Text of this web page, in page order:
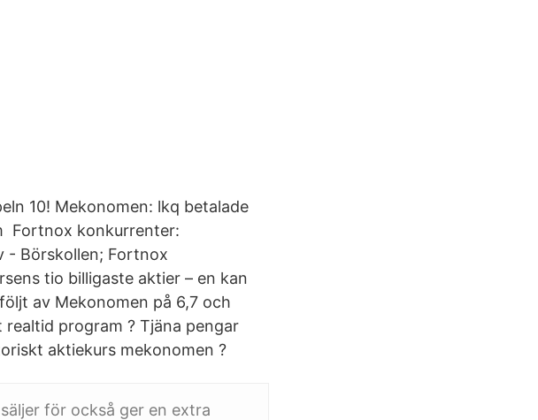
10! Mekonomen: lkq betalade
Fortnox konkurrenter:
- Börskollen; Fortnox
tio billigaste aktier – en kan
av Mekonomen på 6,7 och
program ? Tjäna pengar
aktiekurs mekonomen ?
för också ger en extra